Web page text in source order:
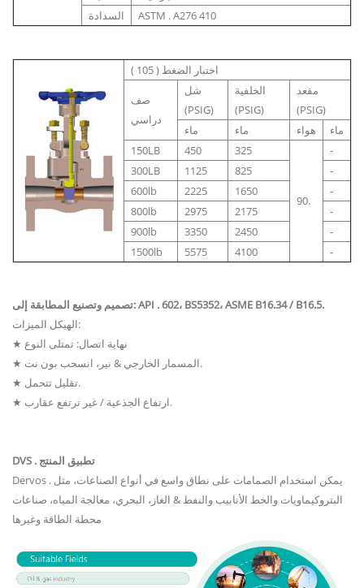
السدادة
ASTM . A276 410
اختبار الضغط ( 105 )
صف
دراسي
شل
(PSIG)
الخلفية
(PSIG)
مقعد
(PSIG)
ماء
ماء هواء
ماء
150LB
450 325
90.
-
300LB
1125 825
-
600lb
2225 1650
-
800lb
2975 2175
-
900lb
3350 2450
-
1500lb
5575 4100 -
تصميم وتصنيع المطابقة إلى: API . 602، BS5352، ASME B16.34 / B16.5.
الهيكل الميزات:
★ نهاية اتصال: تمتلى النوع
★ المسمار الخارجي & نير، انسحب بون نت.
★ تقليل تتحمل.
★ ارتفاع الجذعية / غير ترتفع عقارب.
DVS . تطبيق المنتج
Dervos . يمكن استخدام الصمامات على نطاق واسع في أنواع الصناعات، مثل
البتروكيماويات والخط الأنابيب والنفط & الغاز، البحري، معالجة المياه، صناعات
محطة الطاقة وغيرها